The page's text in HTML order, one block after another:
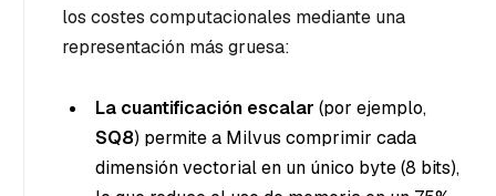
los costes computacionales mediante una
representación más gruesa:
La cuantificación escalar (por ejemplo,
SQ8) permite a Milvus comprimir cada
dimensión vectorial en un único byte (8 bits),